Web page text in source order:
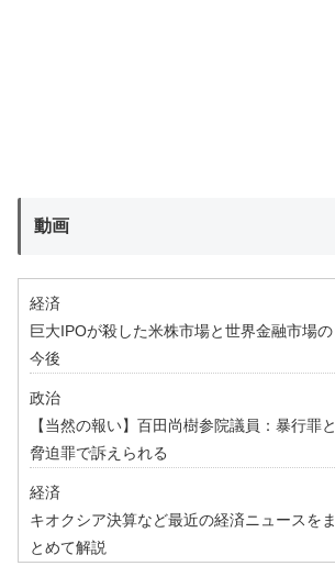
動画
経済
巨大IPOが殺した米株市場と世界金融市場の
今後
政治
【当然の報い】百田尚樹参院議員：暴行罪と
脅迫罪で訴えられる
経済
キオクシア決算など最近の経済ニュースをま
とめて解説